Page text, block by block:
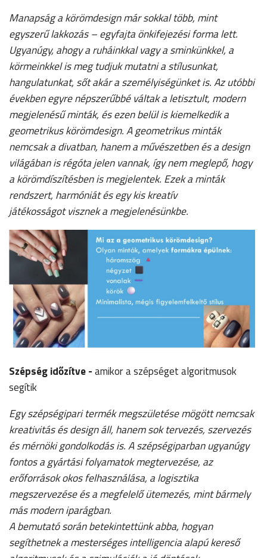
Manapság a körömdesign már sokkal több, mint
egyszerű lakkozás – egyfajta önkifejezési forma lett.
Ugyanúgy, ahogy a ruháinkkal vagy a sminkünkkel, a
körmeinkkel is meg tudjuk mutatni a stílusunkat,
hangulatunkat, sőt akár a személyiségünket is. Az utóbbi
években egyre népszerűbbé váltak a letisztult, modern
megjelenésű minták, és ezen belül is kiemelkedik a
geometrikus körömdesign. A geometrikus minták
nemcsak a divatban, hanem a művészetben és a design
világában is régóta jelen vannak, így nem meglepő, hogy
a körömdíszítésben is megjelentek. Ezek a minták
rendszert, harmóniát és egy kis kreatív
játékosságot visznek a megjelenésünkbe.
Szépség időzítve -amikor a szépséget algoritmusok
segítik
Egy szépségipari termék megszületése mögött nemcsak
kreativitás és design áll, hanem sok tervezés, szervezés
és mérnöki gondolkodás is. A szépségiparban ugyanúgy
fontos a gyártási folyamatok megtervezése, az
erőforrások okos felhasználása, a logisztika
megszervezése és a megfelelő ütemezés, mint bármely
más modern iparágban.
A bemutató során betekintettünk abba, hogyan
segíthetnek a mesterséges intelligencia alapú kereső